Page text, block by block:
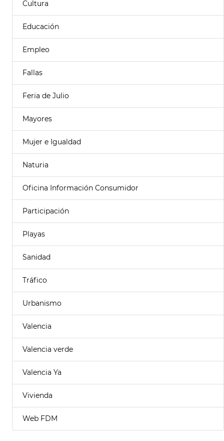
Cultura
Educación
Empleo
Fallas
Feria de Julio
Mayores
Mujer e Igualdad
Naturia
Oficina Información Consumidor
Participación
Playas
Sanidad
Tráfico
Urbanismo
Valencia
Valencia verde
Valencia Ya
Vivienda
Web FDM